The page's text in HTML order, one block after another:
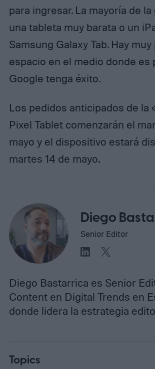
para ingresar. La mayoría de
una tableta muy barata o un
Samsung Galaxy Tab. Hay muy
espacio en el medio donde es
Google tenga éxito.
Los pedidos anticipados de la
Pixel Tablet comenzarán el
mayo y el dispositivo estará
martes 14 de mayo.
Diego
Senior Editor
Diego Bastarrica es Senior
Content en Digital Trends en
donde lidera la estrategia
Topics